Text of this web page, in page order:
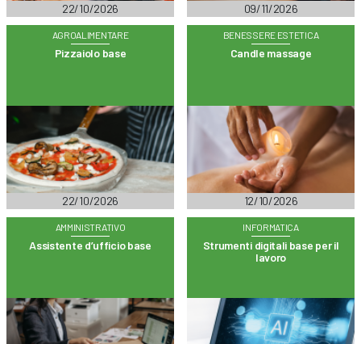
22/10/2026 09/11/2026
AGROALIMENTARE
Pizzaiolo base
22/10/2026
BENESSERE ESTETICA
Candle massage
12/10/2026
AMMINISTRATIVO
Assistente d’ufficio base
INFORMATICA
Strumenti digitali base per il
lavoro